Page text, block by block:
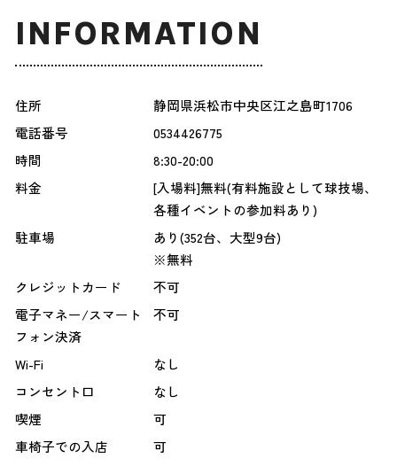
INFORMATION
住所
静岡県浜松市中央区江之島町1706
電話番号
0534426775
時間
8:30-20:00
料金
[入場料]無料(有料施設として球技場、
各種イベントの参加料あり)
駐車場
あり(352台、大型9台)
※無料
クレジットカード
不可
電子マネー/スマート
フォン決済
不可
Wi-Fi
なし
コンセント口
なし
喫煙
可
車椅子での入店
可